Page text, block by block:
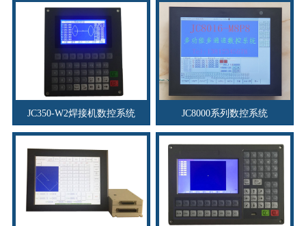
JC350-W2焊接机数控系统 JC8000系列数控系统